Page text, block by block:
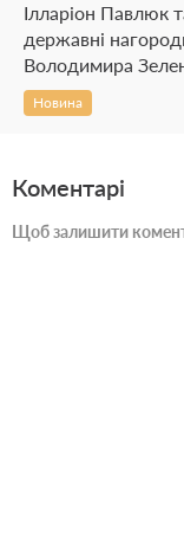
Ілларіон Павлюк
державні
Володимира
Новина
Коментарі
Щоб залишити